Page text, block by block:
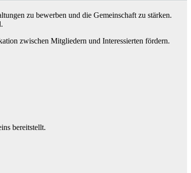
zu bewerben und die Gemeinschaft zu stärken.
zwischen Mitgliedern und Interessierten fördern.
bereitstellt.